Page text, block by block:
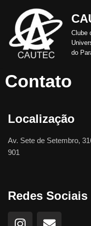
Pular
para
Clube
do
Contato
Localização
Av. Sete de Setembro,
901
Redes Sociais